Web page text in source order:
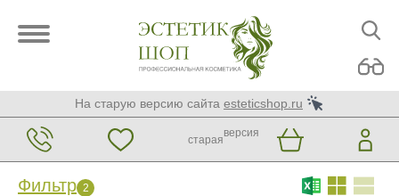
На старую версию сайта esteticshop.ru
старая
версия
Фильтр 2